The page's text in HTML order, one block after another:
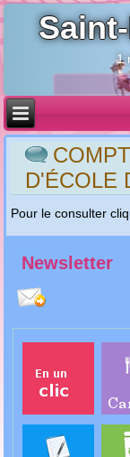
1
D'ÉCOLE
Pour le consulter
Newsletter
Année
précédente
Mois
précédent
Année
suivante
Mois
suivant